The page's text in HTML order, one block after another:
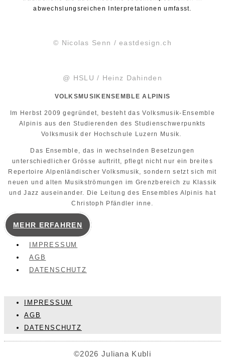
abwechslungsreichen Interpretationen umfasst.
© Nicolas Senn / eastdesign.ch
@ HSLU / Heinz Dahinden
VOLKSMUSIKENSEMBLE ALPINIS
Im Herbst 2009 gegründet, besteht das Volksmusik-Ensemble
Alpinis aus den Studierenden des Studienschwerpunkts
Volksmusik der Hochschule Luzern Musik.
Das Ensemble, das in wechselnden Besetzungen
unterschiedlicher Grösse auftritt, pflegt nicht nur ein breites
Repertoire Alpenländischer Volksmusik, sondern setzt sich mit
neuen und alten Musikströmungen im Grenzbereich zu Klassik
und Jazz auseinander. Die Leitung des Ensembles Alpinis hat
Christoph Pfändler inne.
MEHR ERFAHREN
IMPRESSUM
AGB
DATENSCHUTZ
IMPRESSUM
AGB
DATENSCHUTZ
©2026 Juliana Kubli